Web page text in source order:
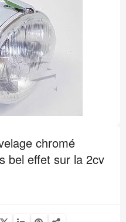
chromé
bel effet sur la 2cv